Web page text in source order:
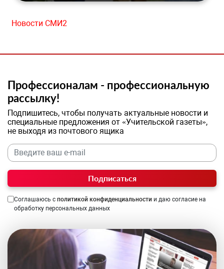
Новости СМИ2
Профессионалам - профессиональную
рассылку!
Подпишитесь, чтобы получать актуальные новости и
специальные предложения от «Учительской газеты»,
не выходя из почтового ящика
Подписаться
Соглашаюсь с политикой конфиденциальности и даю согласие на
обработку персональных данных